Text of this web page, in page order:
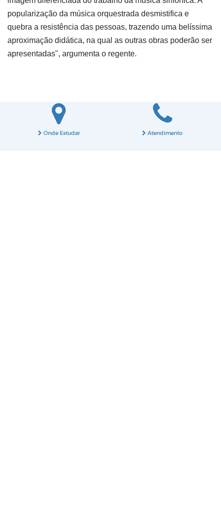
popularização da música orquestrada desmistifica e
quebra a resistência das pessoas, trazendo uma belíssima
aproximação didática, na qual as outras obras poderão ser
apresentadas", argumenta o regente.
Onde Estudar Atendimento